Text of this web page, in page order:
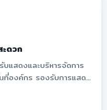
ดวก
แสดงและบริหารจัดการ
ที่องค์กร รองรับการแสดง
ายประเภท เช่น ลิฟต์ ที่
วจ่ายน้ำดับเพลิง จุดจอด